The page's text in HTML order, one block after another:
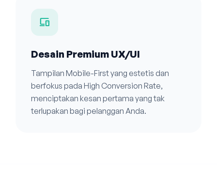
devices
Desain Premium UX/UI
Tampilan Mobile-First yang estetis dan
berfokus pada High Conversion Rate,
menciptakan kesan pertama yang tak
terlupakan bagi pelanggan Anda.